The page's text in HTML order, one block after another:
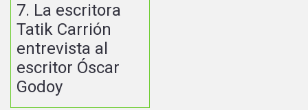
7. La escritora
Tatik Carrión
entrevista al
escritor Óscar
Godoy